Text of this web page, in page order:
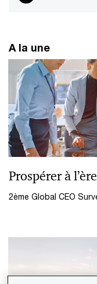
A la une
Prospérer à
2ème Global CEO